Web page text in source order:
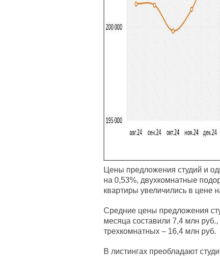
Цены предложения студий и
на 0,53%, двухкомнатные
квартиры увеличились в цене
Средние цены предложения
месяца составили 7,4 млн
трехкомнатных – 16,4 млн руб.
В листингах преобладают